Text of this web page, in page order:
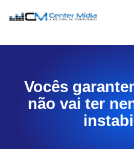
Vocês
não vai ter